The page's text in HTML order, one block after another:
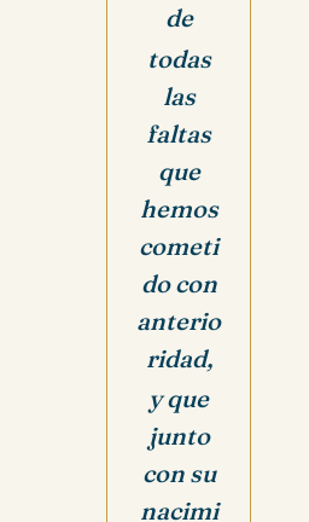
de
todas
las
faltas
que
hemos
cometi
do con
anterio
ridad,
y que
junto
con su
nacimi